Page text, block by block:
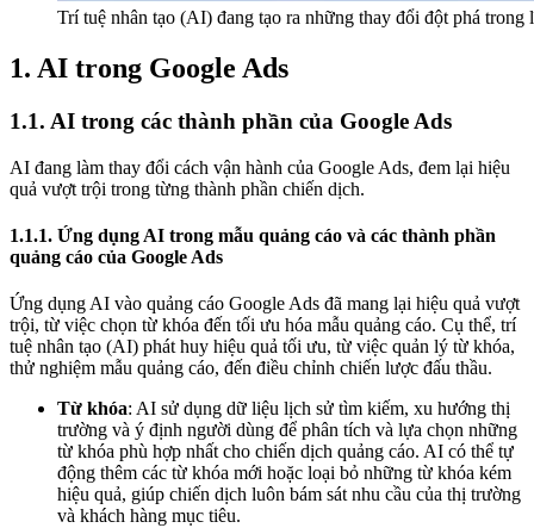
Trí tuệ nhân tạo (AI) đang tạo ra những thay đổi đột phá trong
1. AI trong Google Ads
1.1. AI trong các thành phần của Google Ads
AI đang làm thay đổi cách vận hành của Google Ads, đem lại hiệu
quả vượt trội trong từng thành phần chiến dịch.
1.1.1. Ứng dụng AI trong mẫu quảng cáo và các thành phần
quảng cáo của Google Ads
Ứng dụng AI vào quảng cáo Google Ads đã mang lại hiệu quả vượt
trội, từ việc chọn từ khóa đến tối ưu hóa mẫu quảng cáo. Cụ thể, trí
tuệ nhân tạo (AI) phát huy hiệu quả tối ưu, từ việc quản lý từ khóa,
thử nghiệm mẫu quảng cáo, đến điều chỉnh chiến lược đấu thầu.
Từ khóa: AI sử dụng dữ liệu lịch sử tìm kiếm, xu hướng thị
trường và ý định người dùng để phân tích và lựa chọn những
từ khóa phù hợp nhất cho chiến dịch quảng cáo. AI có thể tự
động thêm các từ khóa mới hoặc loại bỏ những từ khóa kém
hiệu quả, giúp chiến dịch luôn bám sát nhu cầu của thị trường
và khách hàng mục tiêu.